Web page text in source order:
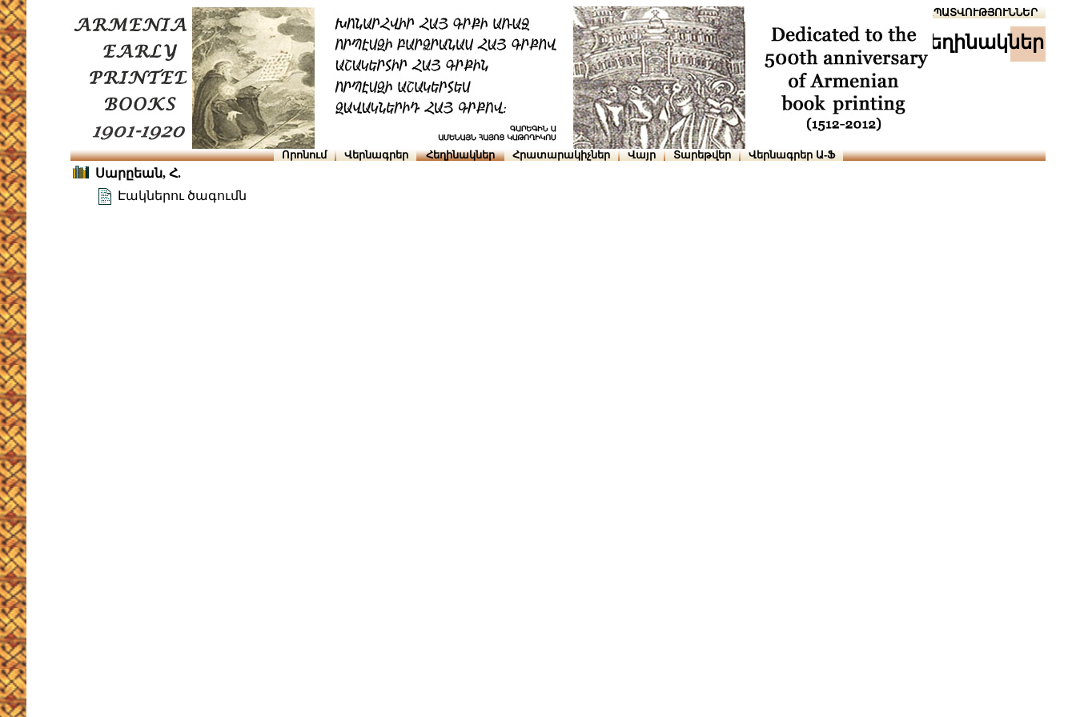
ՆԱԽԱՊԱՏՎՈՒԹՅՈՒՆՆԵՐ
հեղինակներ
Որոնում Վերնագրեր Հեղինակներ Հրատարակիչներ Վայր Տարեթվեր Վերնագրեր Ա-Ֆ
Սարըեան, Հ.
Էակներու ծագումն